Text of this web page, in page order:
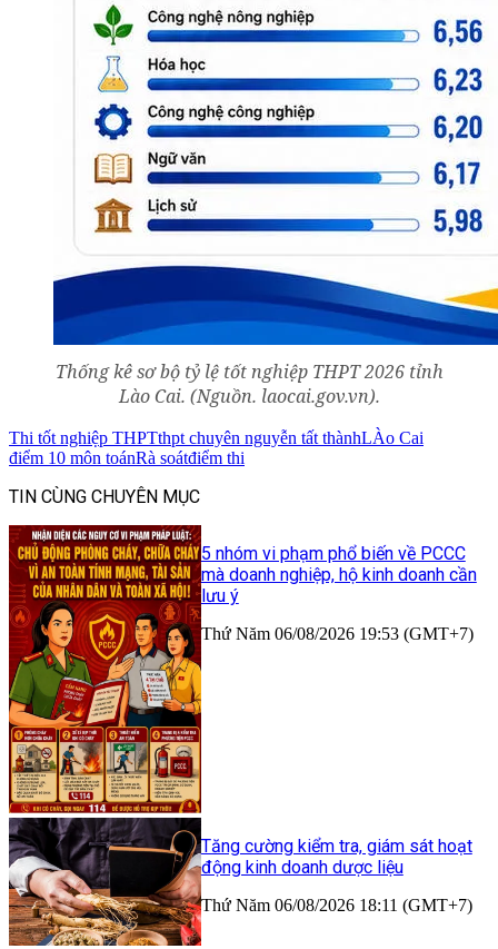
Thống kê sơ bộ tỷ lệ tốt nghiệp THPT 2026 tỉnh
Lào Cai. (Nguồn. laocai.gov.vn).
Thi tốt nghiệp THPTthpt chuyên nguyễn tất thànhLÀo Cai
điểm 10 môn toánRà soátđiểm thi
TIN CÙNG CHUYÊN MỤC
5 nhóm vi phạm phổ biến về PCCC
mà doanh nghiệp, hộ kinh doanh cần
lưu ý
Thứ Năm 06/08/2026 19:53 (GMT+7)
Tăng cường kiểm tra, giám sát hoạt
động kinh doanh dược liệu
Thứ Năm 06/08/2026 18:11 (GMT+7)